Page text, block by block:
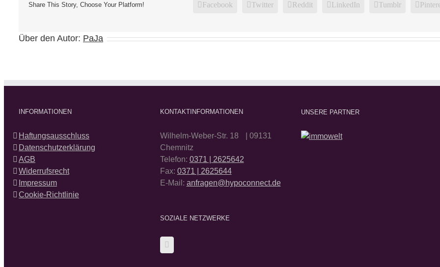
Share This Story, Choose Your Platform! Facebook Twitter Reddit LinkedIn Tumblr
Über den Autor: PaJa
INFORMATIONEN
Haftungsausschluss
Datenschutzerklärung
AGB
Widerrufsrecht
Impressum
Cookie-Richtlinie
KONTAKTINFORMATIONEN
Wilhelm-Weber-Str. 18 | 09131
Chemnitz
Telefon: 0371 | 2625642
Fax: 0371 | 2625644
E-Mail: anfragen@hypoconnect.de
SOZIALE NETZWERKE
UNSERE PARTNER